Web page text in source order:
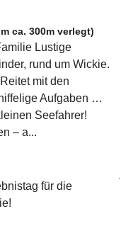
ca. 300m verlegt)
Lustige
rund um Wickie.
mit den
Aufgaben …
Seefahrer!
– a...